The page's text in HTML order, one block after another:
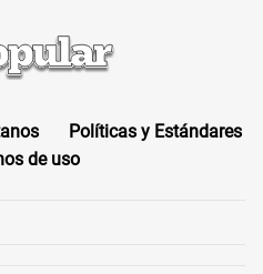
Políticas y Estándares
de uso